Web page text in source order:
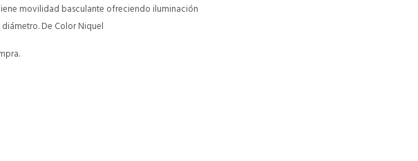
movilidad basculante ofreciendo iluminación
De Color Niquel